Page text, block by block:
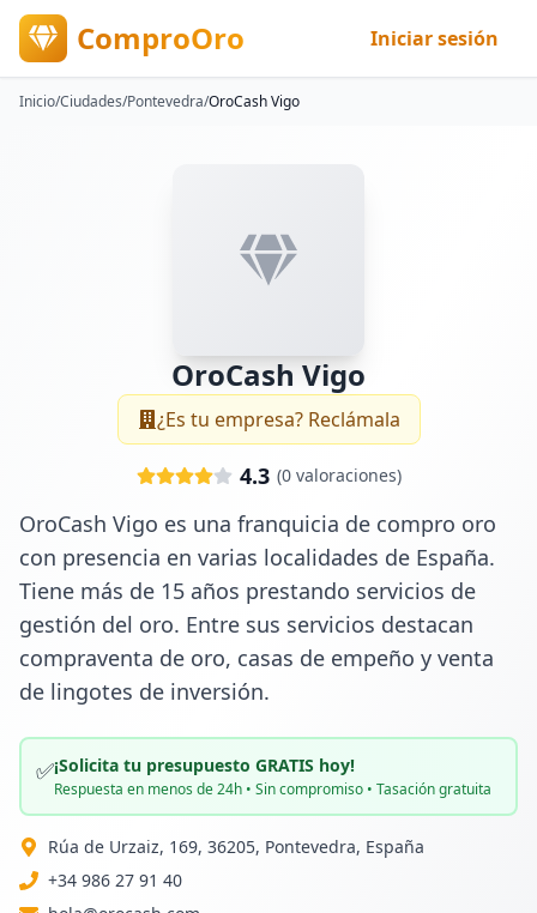
ComproOro Iniciar sesión
Inicio/Ciudades/Pontevedra/OroCash Vigo
OroCash Vigo
¿Es tu empresa? Reclámala
4.3 (0valoraciones)
OroCash Vigo es una franquicia de compro oro
con presencia en varias localidades de España.
Tiene más de 15 años prestando servicios de
gestión del oro. Entre sus servicios destacan
compraventa de oro, casas de empeño y venta
de lingotes de inversión.
✅¡Solicita tu presupuesto GRATIS hoy!
Respuesta en menos de 24h • Sin compromiso • Tasación gratuita
Rúa de Urzaiz, 169, 36205, Pontevedra, España
+34 986 27 91 40